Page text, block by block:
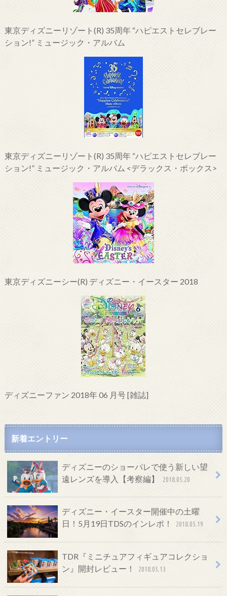
東京ディズニーリゾート(R) 35周年 “ハピエストセレブレー
ション!” ミュージック・アルバム
東京ディズニーリゾート(R) 35周年 “ハピエストセレブレー
ション!” ミュージック・アルバム <デラックス・ボックス>
東京ディズニーシー(R) ディズニー・イースター 2018
ディズニーファン 2018年 06 月号 [雑誌]
新着エントリー
ディズニーのショーパレで使う新しい望
遠レンズを導入【考察編】
2018.05.20
ディズニー・イースター開催中の土曜
日！5月19日TDSのインレポ！
2018.05.19
TDR『ミニチュアフィギュアコレクショ
ン』開封レビュー！
2018.05.13